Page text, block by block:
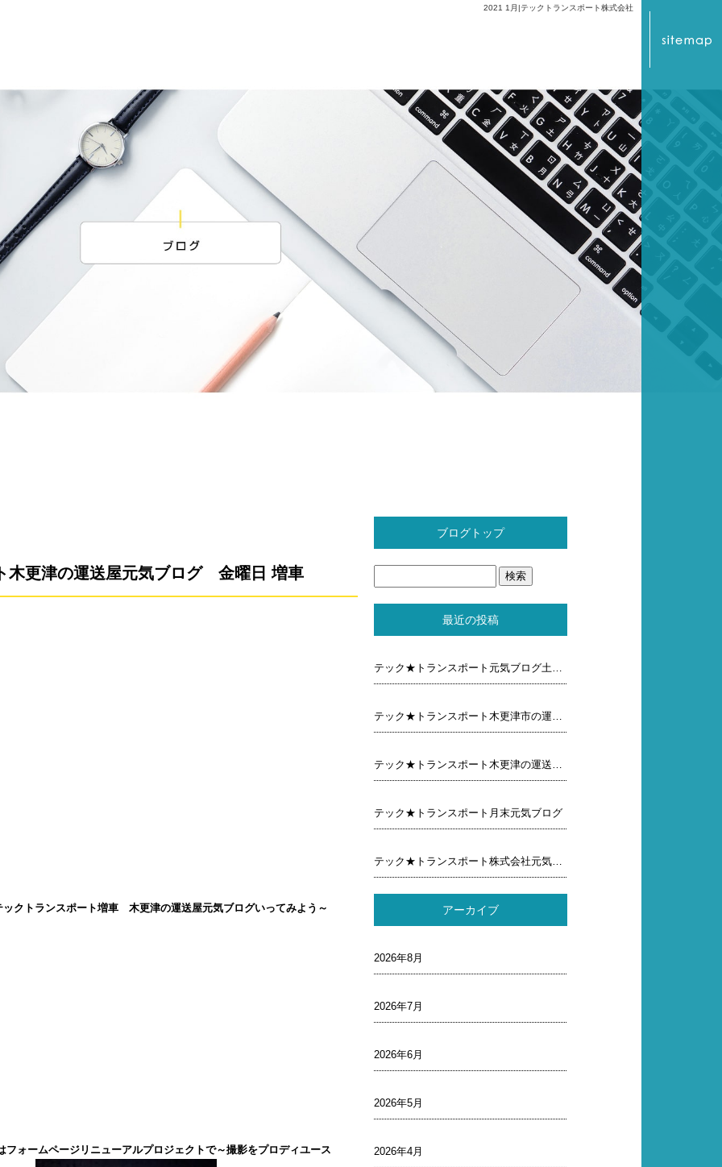
2021 1月|テックトランスポート株式会社
木更津の運送屋元気ブログ 金曜日 増車
ックトランスポート増車 木更津の運送屋元気ブログいってみよう～
フォームページリニューアルプロジェクトで～撮影をプロディユース
ブログトップ
最近の投稿
テック★トランスポート元気ブログ土曜日
テック★トランスポート木更津市の運送屋元気ブログ木曜 日
テック★トランスポート木更津の運送屋元気ブログ
テック★トランスポート月末元気ブログ
テック★トランスポート株式会社元気ブログ行ってみよう
アーカイブ
2026年8月
2026年7月
2026年6月
2026年5月
2026年4月